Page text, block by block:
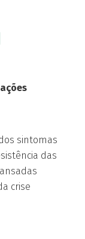
sintomas
das
crise